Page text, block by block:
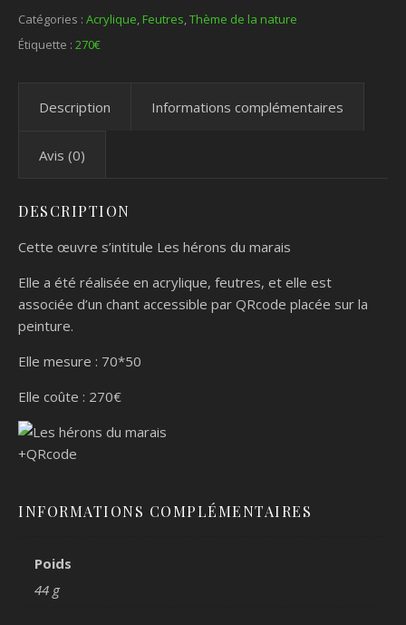
Catégories : Acrylique, Feutres,Thème de la nature
Étiquette : 270€
Description Informations complémentaires
Avis (0)
DESCRIPTION
Cette œuvre s’intitule Les hérons du marais
Elle a été réalisée en acrylique, feutres, et elle est
associée d’un chant accessible par QRcode placée sur la
peinture.
Elle mesure : 70*50
Elle coûte : 270€
INFORMATIONS COMPLÉMENTAIRES
Poids
44 g